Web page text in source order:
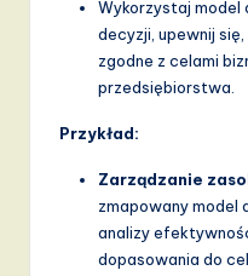
Wykorzystaj model
decyzji, upewnij
zgodne z celami
przedsiębiorstwa.
Przykład:
Zarządzanie
zmapowany model
analizy
dopasowania do